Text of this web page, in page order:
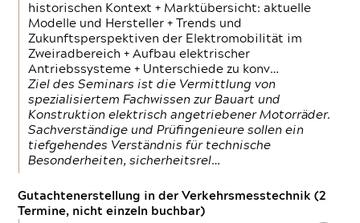
historischen Kontext + Marktübersicht: aktuelle
Modelle und Hersteller + Trends und
Zukunftsperspektiven der Elektromobilität im
Zweiradbereich + Aufbau elektrischer
Antriebssysteme + Unterschiede zu konv…
Ziel des Seminars ist die Vermittlung von
spezialisiertem Fachwissen zur Bauart und
Konstruktion elektrisch angetriebener Motorräder.
Sachverständige und Prüfingenieure sollen ein
tiefgehendes Verständnis für technische
Besonderheiten, sicherheitsrel…
Gutachtenerstellung in der Verkehrsmesstechnik (2
Termine, nicht einzeln buchbar)